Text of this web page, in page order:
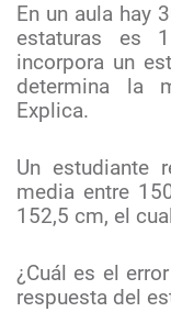
En un aula hay
estaturas es
incorpora un
determina la
Explica.
Un estudiante
media entre
152,5 cm, el
¿Cuál es el error
respuesta del